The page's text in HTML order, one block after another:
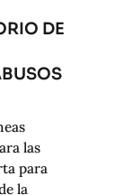
DE
las
para
la